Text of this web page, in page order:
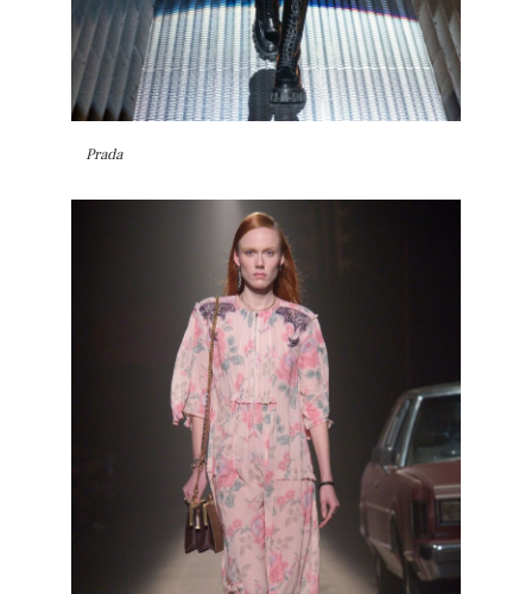
Prada